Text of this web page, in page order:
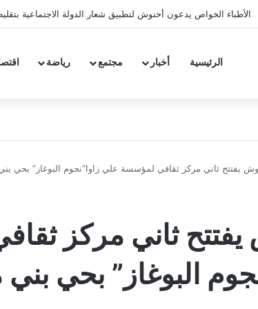
تهنئة
الرئيسية أخبار مجتمع رياضة
يفتتح ثاني مركز ثقافي لمؤسسة علي زاوا”نجوم البوغاز” بحي
يفتتح ثاني مركز
البوغاز” بحي